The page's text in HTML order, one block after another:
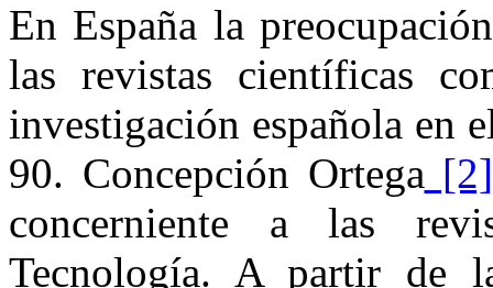
En España la
las revistas científicas
investigación española en
90. Concepción Ortega
concerniente a las
Tecnología. A partir de